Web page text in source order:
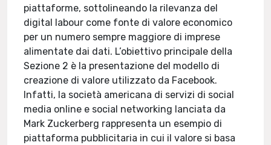
piattaforme, sottolineando la rilevanza del
digital labour come fonte di valore economico
per un numero sempre maggiore di imprese
alimentate dai dati. L’obiettivo principale della
Sezione 2 è la presentazione del modello di
creazione di valore utilizzato da Facebook.
Infatti, la società americana di servizi di social
media online e social networking lanciata da
Mark Zuckerberg rappresenta un esempio di
piattaforma pubblicitaria in cui il valore si basa